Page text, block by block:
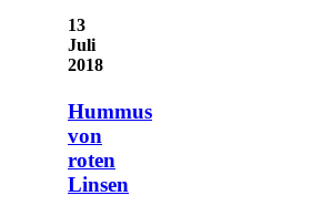
13
Juli
2018
Hummus
von
roten
Linsen